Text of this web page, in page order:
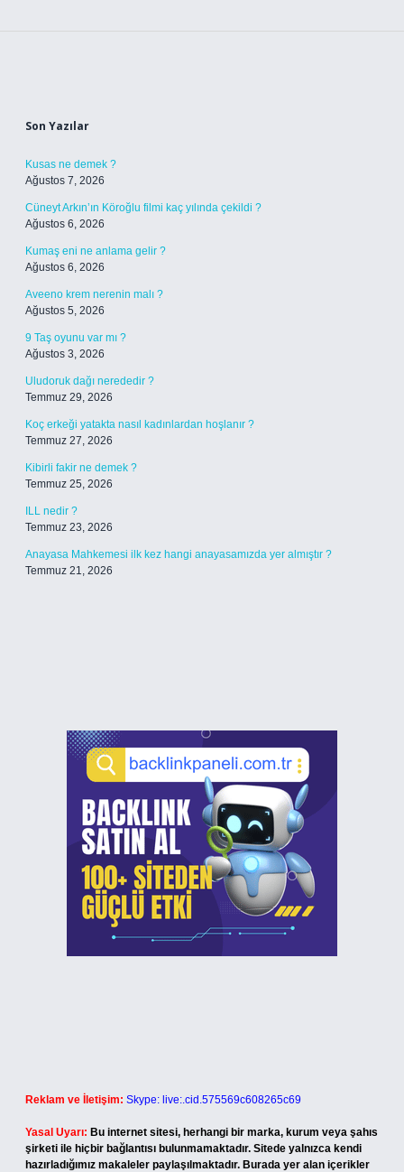
Son Yazılar
Kusas ne demek ?
Ağustos 7, 2026
Cüneyt Arkın’ın Köroğlu filmi kaç yılında çekildi ?
Ağustos 6, 2026
Kumaş eni ne anlama gelir ?
Ağustos 6, 2026
Aveeno krem nerenin malı ?
Ağustos 5, 2026
9 Taş oyunu var mı ?
Ağustos 3, 2026
Uludoruk dağı nerededir ?
Temmuz 29, 2026
Koç erkeği yatakta nasıl kadınlardan hoşlanır ?
Temmuz 27, 2026
Kibirli fakir ne demek ?
Temmuz 25, 2026
ILL nedir ?
Temmuz 23, 2026
Anayasa Mahkemesi ilk kez hangi anayasamızda yer almıştır ?
Temmuz 21, 2026
Reklam ve İletişim: Skype: live:.cid.575569c608265c69
Yasal Uyarı: Bu internet sitesi, herhangi bir marka, kurum veya şahıs
şirketi ile hiçbir bağlantısı bulunmamaktadır. Sitede yalnızca kendi
hazırladığımız makaleler paylaşılmaktadır. Burada yer alan içerikler